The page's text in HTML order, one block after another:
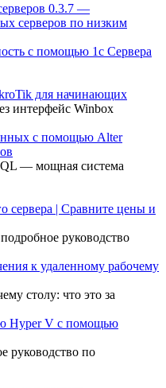
0.3.7 —
серверов по низким
с помощью 1с Сервера
для начинающих
интерфейс Winbox
с помощью Alter
— мощная система
сервера | Сравните цены и
руководство
к удаленному рабочему
столу: что это за
Hyper V с помощью
руководство по